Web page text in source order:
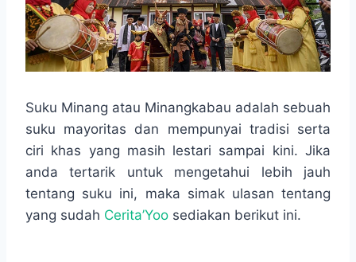
Suku Minang atau Minangkabau adalah sebuah
suku mayoritas dan mempunyai tradisi serta
ciri khas yang masih lestari sampai kini. Jika
anda tertarik untuk mengetahui lebih jauh
tentang suku ini, maka simak ulasan tentang
yang sudah Cerita’Yoo sediakan berikut ini.